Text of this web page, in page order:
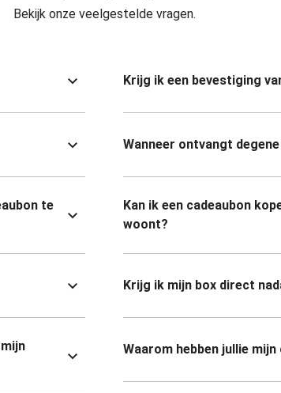
Bekijk onze veelgestelde vragen.
te
Krijg ik een bevestiging
Wanneer ontvangt
Kan ik een cadeaubon
woont?
Krijg ik mijn box direct
Waarom hebben jullie